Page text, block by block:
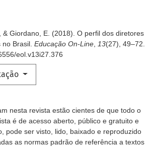
& Giordano, E. (2018). O perfil dos diretores
no Brasil. Educação On-Line, 13(27), 49–72.
eol.v13i27.376
nesta revista estão cientes de que todo o
é de acesso aberto, público e gratuito e
pode ser visto, lido, baixado e reproduzido
as normas padrão de referência a textos